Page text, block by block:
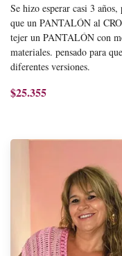
Se hizo esperar casi 3
que un PANTALÓN al
tejer un PANTALÓN con
materiales. pensado para
diferentes versiones.
$25.355